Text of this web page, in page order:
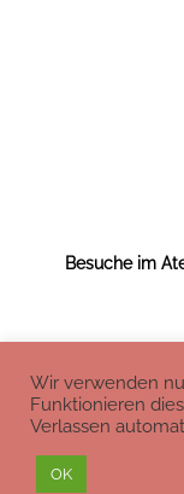
Besuche im
Wir verwenden
Funktionieren
Verlassen
OK